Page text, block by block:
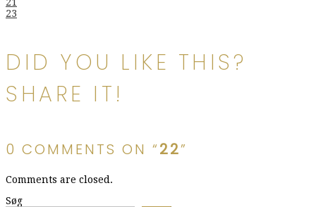
Indlægsnavigation
23
DID YOU LIKE THIS?
SHARE IT!
0 COMMENTS ON “22”
Comments are closed.
Søg